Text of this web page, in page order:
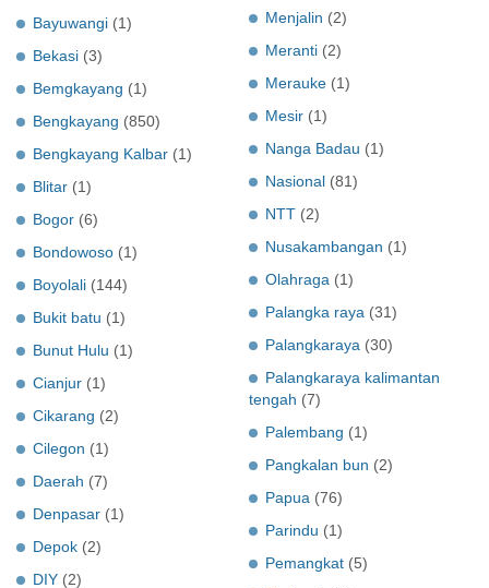
Bayuwangi (1)
Bekasi (3)
Bemgkayang (1)
Bengkayang (850)
Bengkayang Kalbar (1)
Blitar (1)
Bogor (6)
Bondowoso (1)
Boyolali (144)
Bukit batu (1)
Bunut Hulu (1)
Cianjur (1)
Cikarang (2)
Cilegon (1)
Daerah (7)
Denpasar (1)
Depok (2)
DIY (2)
Menjalin (2)
Meranti (2)
Merauke (1)
Mesir (1)
Nanga Badau (1)
Nasional (81)
NTT (2)
Nusakambangan (1)
Olahraga (1)
Palangka raya (31)
Palangkaraya (30)
Palangkaraya kalimantan
tengah (7)
Palembang (1)
Pangkalan bun (2)
Papua (76)
Parindu (1)
Pemangkat (5)